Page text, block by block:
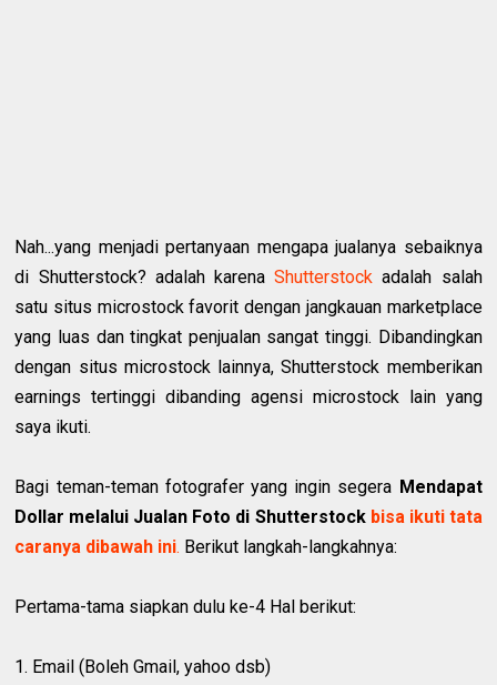
Nah...yang menjadi pertanyaan mengapa jualanya sebaiknya
di Shutterstock? adalah karenaShutterstockadalah salah
satu situs microstock favorit dengan jangkauan marketplace
yang luas dan tingkat penjualan sangat tinggi. Dibandingkan
dengan situs microstock lainnya, Shutterstock memberikan
earnings tertinggi dibanding agensi microstock lain yang
saya ikuti.
Bagi teman-teman fotografer yang ingin segera Mendapat
Dollar melalui Jualan Foto di Shutterstockbisa ikuti tata
caranya dibawah ini. Berikut langkah-langkahnya:
Pertama-tama siapkan dulu ke-4 Hal berikut:
1. Email (Boleh Gmail, yahoo dsb)